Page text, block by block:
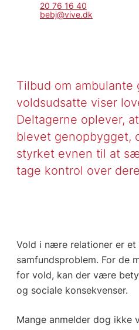
20 76 16 40
bebj@vive.dk
Tilbud om ambulante
voldsudsatte viser
Deltagerne oplever,
blevet genopbygget,
styrket evnen til at
tage kontrol over
Vold i nære relationer er et
samfundsproblem. For de
for vold, kan der være
og sociale konsekvenser.
Mange anmelder dog ikke